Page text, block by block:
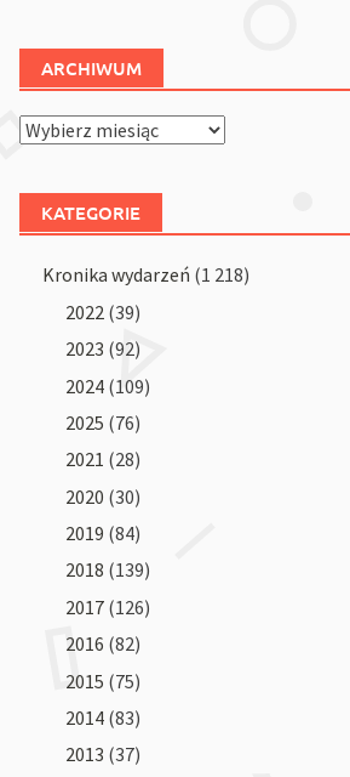
ARCHIWUM
Archiwum
KATEGORIE
Kronika wydarzeń (1 218)
2022 (39)
2023 (92)
2024 (109)
2025 (76)
2021 (28)
2020 (30)
2019 (84)
2018 (139)
2017 (126)
2016 (82)
2015 (75)
2014 (83)
2013 (37)